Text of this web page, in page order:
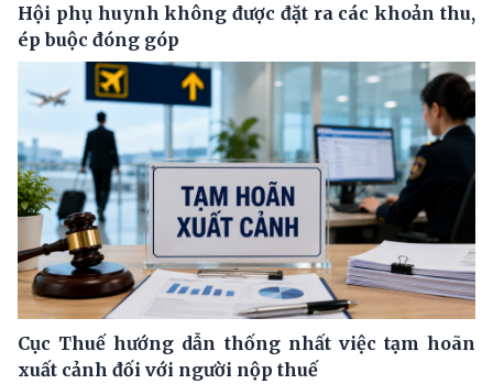
Hội phụ huynh không được đặt ra các khoản thu,
ép buộc đóng góp
Cục Thuế hướng dẫn thống nhất việc tạm hoãn
xuất cảnh đối với người nộp thuế